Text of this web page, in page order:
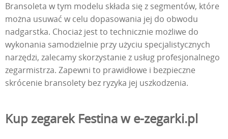
Bransoleta w tym modelu składa się z segmentów, które
można usuwać w celu dopasowania jej do obwodu
nadgarstka. Chociaż jest to technicznie możliwe do
wykonania samodzielnie przy użyciu specjalistycznych
narzędzi, zalecamy skorzystanie z usług profesjonalnego
zegarmistrza. Zapewni to prawidłowe i bezpieczne
skrócenie bransolety bez ryzyka jej uszkodzenia.
Kup zegarek Festina w e-zegarki.pl